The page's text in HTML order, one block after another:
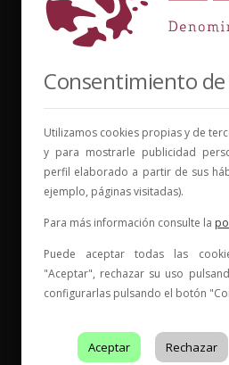
con acreditación Nº 199/C-PR401
Consentimiento de
Utilizamos cookies propias y de
y para mostrarle publicidad
perfil elaborado a partir de sus
ejemplo, páginas visitadas).
Para más información consulte la
Puede aceptar todas las
"Aceptar", rechazar su uso
configurarlas pulsando el botón
Aceptar Rechazar